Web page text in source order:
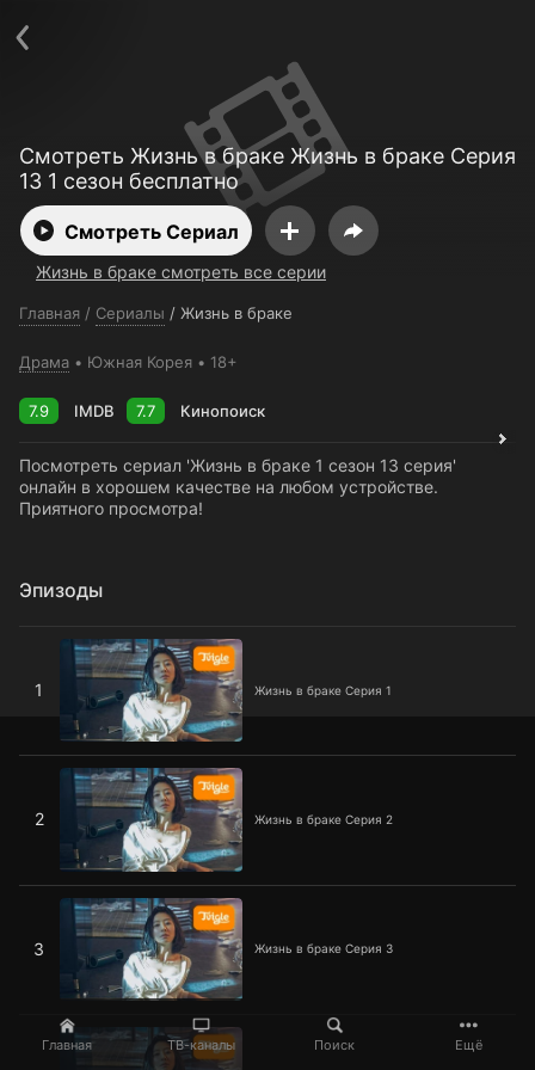
Главная ТВ-каналы Поиск Ещё
Смотреть Жизнь в браке Жизнь в браке Серия
13 1 сезон бесплатно
Смотреть Сериал
Жизнь в браке смотреть все серии
Главная / Сериалы / Жизнь в браке
Драма Южная Корея 18+
7.9 IMDB 7.7 Кинопоиск
Посмотреть сериал 'Жизнь в браке 1 сезон 13 серия'
онлайн в хорошем качестве на любом устройстве.
Приятного просмотра!
Эпизоды
1 Жизнь в браке Серия 1
Жизнь в браке Серия 1
2 Жизнь в браке Серия 2
Жизнь в браке Серия 2
3 Жизнь в браке Серия 3
Жизнь в браке Серия 3
Жизнь в браке Серия 4
Пользовательское соглашение
Политика конфиденциальности
Для партнёров
Открыть приложение
Ввести промокод
Установить на ТВ
Бесплатные каналы Контакты